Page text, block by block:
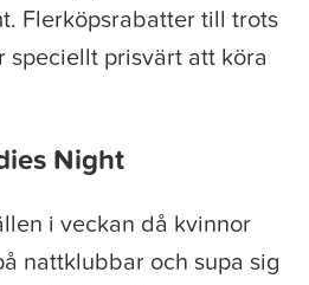
Flerköpsrabatter till trots
speciellt prisvärt att köra
Night
i veckan då kvinnor
nattklubbar och supa sig